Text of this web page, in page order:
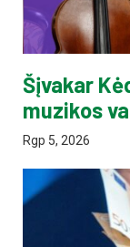
Šįvakar
muzikos
Rgp 5, 2026